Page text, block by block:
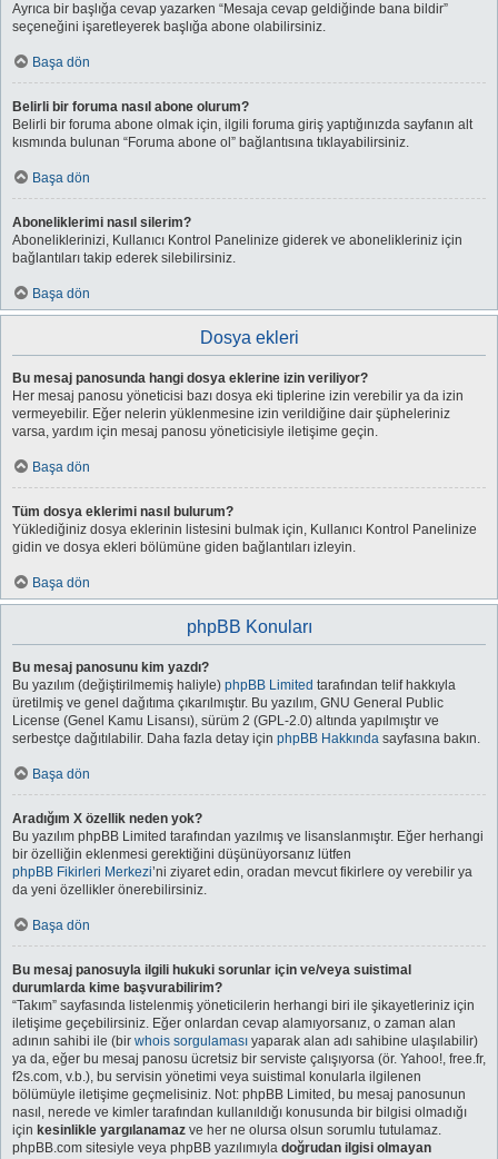
Ayrıca bir başlığa cevap yazarken “Mesaja cevap geldiğinde bana bildir”
seçeneğini işaretleyerek başlığa abone olabilirsiniz.
Başa dön
Belirli bir foruma nasıl abone olurum?
Belirli bir foruma abone olmak için, ilgili foruma giriş yaptığınızda sayfanın alt
kısmında bulunan “Foruma abone ol” bağlantısına tıklayabilirsiniz.
Başa dön
Aboneliklerimi nasıl silerim?
Aboneliklerinizi, Kullanıcı Kontrol Panelinize giderek ve abonelikleriniz için
bağlantıları takip ederek silebilirsiniz.
Başa dön
Dosya ekleri
Bu mesaj panosunda hangi dosya eklerine izin veriliyor?
Her mesaj panosu yöneticisi bazı dosya eki tiplerine izin verebilir ya da izin
vermeyebilir. Eğer nelerin yüklenmesine izin verildiğine dair şüpheleriniz
varsa, yardım için mesaj panosu yöneticisiyle iletişime geçin.
Başa dön
Tüm dosya eklerimi nasıl bulurum?
Yüklediğiniz dosya eklerinin listesini bulmak için, Kullanıcı Kontrol Panelinize
gidin ve dosya ekleri bölümüne giden bağlantıları izleyin.
Başa dön
phpBB Konuları
Bu mesaj panosunu kim yazdı?
Bu yazılım (değiştirilmemiş haliyle) phpBB Limited tarafından telif hakkıyla
üretilmiş ve genel dağıtıma çıkarılmıştır. Bu yazılım, GNU General Public
License (Genel Kamu Lisansı), sürüm 2 (GPL-2.0) altında yapılmıştır ve
serbestçe dağıtılabilir. Daha fazla detay için phpBB Hakkında sayfasına bakın.
Başa dön
Aradığım X özellik neden yok?
Bu yazılım phpBB Limited tarafından yazılmış ve lisanslanmıştır. Eğer herhangi
bir özelliğin eklenmesi gerektiğini düşünüyorsanız lütfen
phpBB Fikirleri Merkezi’ni ziyaret edin, oradan mevcut fikirlere oy verebilir ya
da yeni özellikler önerebilirsiniz.
Başa dön
Bu mesaj panosuyla ilgili hukuki sorunlar için ve/veya suistimal
durumlarda kime başvurabilirim?
“Takım” sayfasında listelenmiş yöneticilerin herhangi biri ile şikayetleriniz için
iletişime geçebilirsiniz. Eğer onlardan cevap alamıyorsanız, o zaman alan
adının sahibi ile (bir whois sorgulaması yaparak alan adı sahibine ulaşılabilir)
ya da, eğer bu mesaj panosu ücretsiz bir serviste çalışıyorsa (ör. Yahoo!, free.fr,
f2s.com, v.b.), bu servisin yönetimi veya suistimal konularla ilgilenen
bölümüyle iletişime geçmelisiniz. Not: phpBB Limited, bu mesaj panosunun
nasıl, nerede ve kimler tarafından kullanıldığı konusunda bir bilgisi olmadığı
için kesinlikle yargılanamaz ve her ne olursa olsun sorumlu tutulamaz.
phpBB.com sitesiyle veya phpBB yazılımıyla doğrudan ilgisi olmayan